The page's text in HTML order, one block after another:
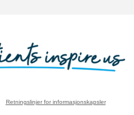
Retningslinjer for informasjonskapsler